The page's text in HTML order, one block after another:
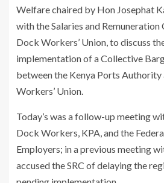
Welfare chaired by Hon Josephat
with the Salaries and Remuneration
Dock Workers’ Union, to discuss
implementation of a Collective
between the Kenya Ports Authority
Workers’ Union.
Today’s was a follow-up meeting
Dock Workers, KPA, and the
Employers; in a previous meeting
accused the SRC of delaying the